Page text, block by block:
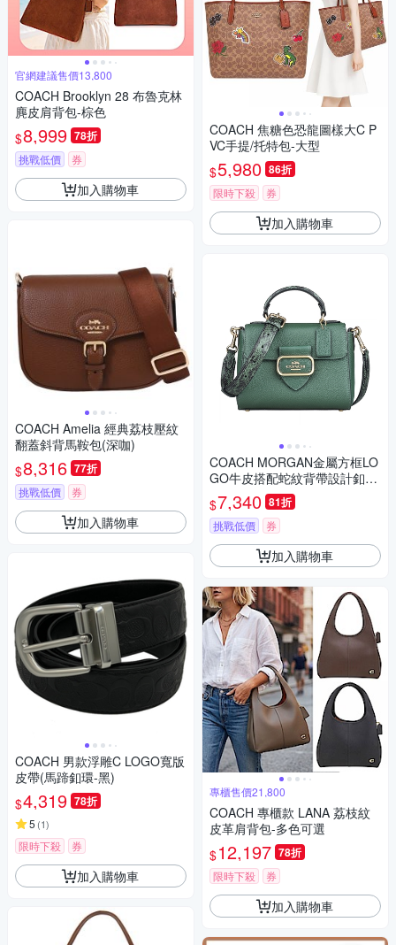
官網建議售價13,800
COACH Brooklyn 28 布魯克林
麂皮肩背包-棕色
$8,999 78折
挑戰低價 券
加入購物車
COACH Amelia 經典荔枝壓紋
翻蓋斜背馬鞍包(深咖)
$8,316 77折
挑戰低價 券
加入購物車
COACH 男款浮雕C LOGO寬版
皮帶(馬蹄釦環-黑)
$4,319 78折
5 (1)
限時下殺 券
加入購物車
COACH 焦糖色恐龍圖樣大C P
VC手提/托特包-大型
$5,980 86折
限時下殺 券
加入購物車
COACH MORGAN金屬方框LO
GO牛皮搭配蛇紋背帶設計釦式
手提斜背包(墨綠)
$7,340 81折
挑戰低價 券
加入購物車
專櫃售價21,800
COACH 專櫃款 LANA 荔枝紋
皮革肩背包-多色可選
$12,197 78折
限時下殺 券
加入購物車